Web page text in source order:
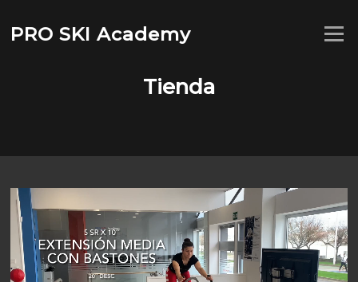
contenido
PRO SKI Academy Menú
Tienda